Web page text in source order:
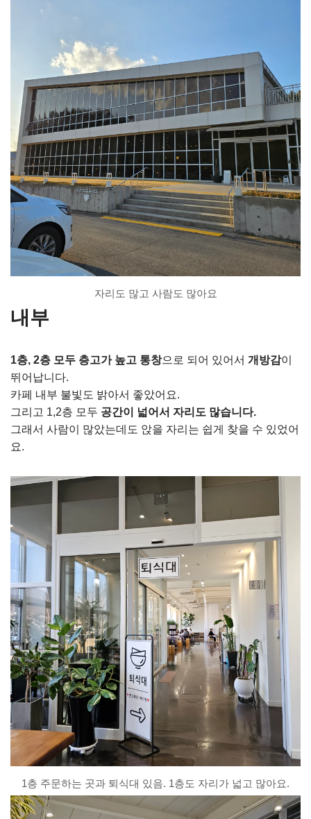
자리도 많고 사람도 많아요
내부
1층, 2층 모두 층고가 높고 통창으로 되어 있어서 개방감이
뛰어납니다.
카페 내부 불빛도 밝아서 좋았어요.
그리고 1,2층 모두 공간이 넓어서 자리도 많습니다.
그래서 사람이 많았는데도 앉을 자리는 쉽게 찾을 수 있었어
요.
1층 주문하는 곳과 퇴식대 있음. 1층도 자리가 넓고 많아요.